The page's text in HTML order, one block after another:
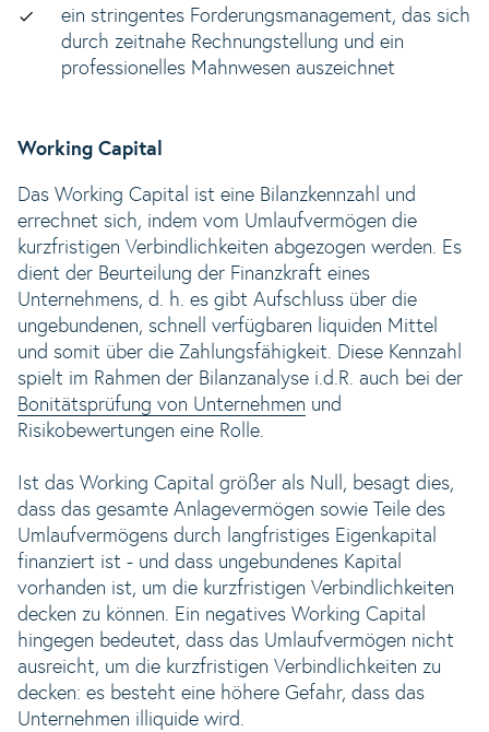
ein stringentes Forderungsmanagement, das sich
durch zeitnahe Rechnungstellung und ein
professionelles Mahnwesen auszeichnet
Working Capital
Das Working Capital ist eine Bilanzkennzahl und
errechnet sich, indem vom Umlaufvermögen die
kurzfristigen Verbindlichkeiten abgezogen werden. Es
dient der Beurteilung der Finanzkraft eines
Unternehmens, d. h. es gibt Aufschluss über die
ungebundenen, schnell verfügbaren liquiden Mittel
und somit über die Zahlungsfähigkeit. Diese Kennzahl
spielt im Rahmen der Bilanzanalyse i.d.R. auch bei der
Bonitätsprüfung von Unternehmen und
Risikobewertungen eine Rolle.
Ist das Working Capital größer als Null, besagt dies,
dass das gesamte Anlagevermögen sowie Teile des
Umlaufvermögens durch langfristiges Eigenkapital
finanziert ist - und dass ungebundenes Kapital
vorhanden ist, um die kurzfristigen Verbindlichkeiten
decken zu können. Ein negatives Working Capital
hingegen bedeutet, dass das Umlaufvermögen nicht
ausreicht, um die kurzfristigen Verbindlichkeiten zu
decken: es besteht eine höhere Gefahr, dass das
Unternehmen illiquide wird.